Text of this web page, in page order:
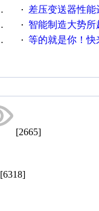
· 差压变送器性能达
· 智能制造大势所趋
· 等的就是你！快来
[2665]
[6318]